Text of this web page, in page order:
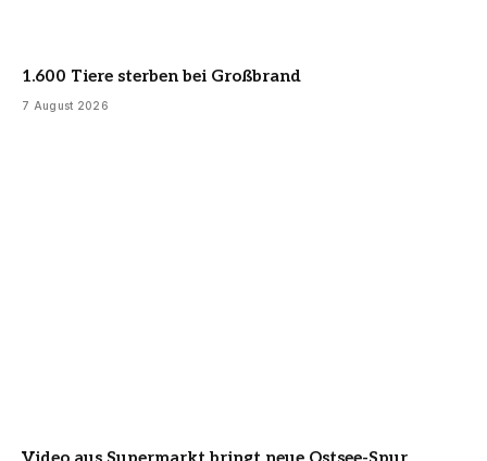
1.600 Tiere sterben bei Großbrand
7 August 2026